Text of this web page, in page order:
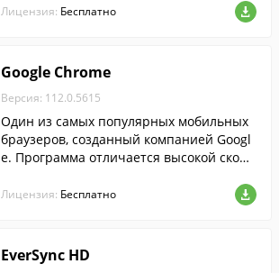
и облачных хранилищ.
Лицензия: Бесплатно
Google Chrome
Версия: 112.0.5615
Один из самых популярных мобильных
браузеров, созданный компанией Googl
e. Программа отличается высокой скоро
ей синхронизации закладок и прочих да
Лицензия: Бесплатно
EverSync HD